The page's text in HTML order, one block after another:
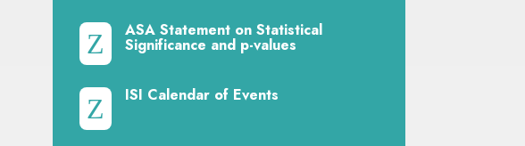
Z ASA Statement on Statistical
Significance and p-values
Z ISI Calendar of Events